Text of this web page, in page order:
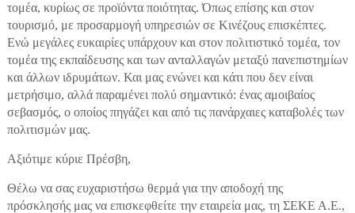
τομέα, κυρίως σε προϊόντα ποιότητας. Όπως επίσης και στον
τουρισμό, με προσαρμογή υπηρεσιών σε Κινέζους επισκέπτες.
Ενώ μεγάλες ευκαιρίες υπάρχουν και στον πολιτιστικό τομέα, τον
τομέα της εκπαίδευσης και των ανταλλαγών μεταξύ πανεπιστημίων
και άλλων ιδρυμάτων. Και μας ενώνει και κάτι που δεν είναι
μετρήσιμο, αλλά παραμένει πολύ σημαντικό: ένας αμοιβαίος
σεβασμός, ο οποίος πηγάζει και από τις πανάρχαιες καταβολές των
πολιτισμών μας.
Αξιότιμε κύριε Πρέσβη,
Θέλω να σας ευχαριστήσω θερμά για την αποδοχή της
πρόσκλησής μας να επισκεφθείτε την εταιρεία μας, τη ΣΕΚΕ Α.Ε.,